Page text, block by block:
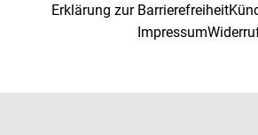
Erklärung zur Barrierefreiheit
Impressum